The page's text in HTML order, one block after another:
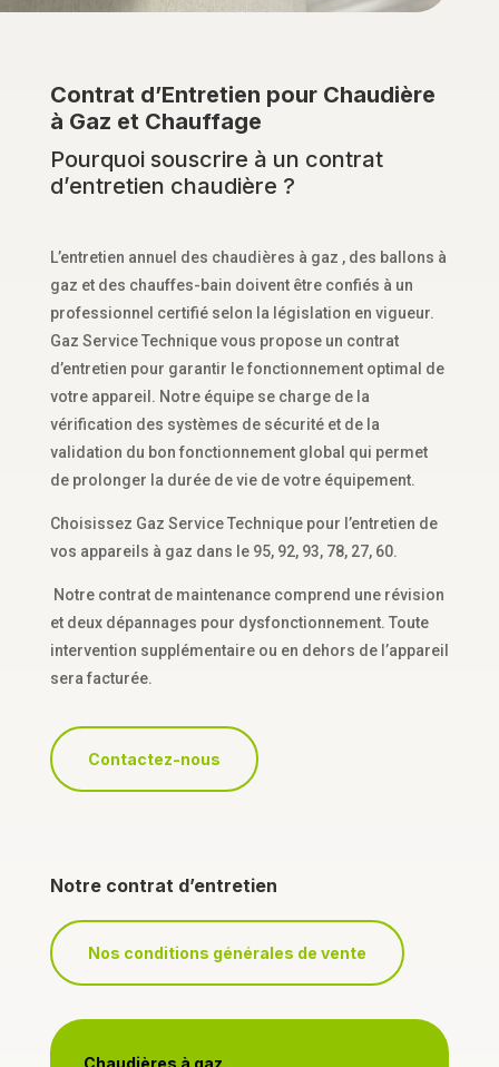
Contrat d’Entretien pour Chaudière
à Gaz et Chauffage
Pourquoi souscrire à un contrat
d’entretien chaudière ?
L’entretien annuel des chaudières à gaz , des ballons à
gaz et des chauffes-bain doivent être confiés à un
professionnel certifié selon la législation en vigueur.
Gaz Service Technique vous propose un contrat
d’entretien pour garantir le fonctionnement optimal de
votre appareil. Notre équipe se charge de la
vérification des systèmes de sécurité et de la
validation du bon fonctionnement global qui permet
de prolonger la durée de vie de votre équipement.
Choisissez Gaz Service Technique pour l’entretien de
vos appareils à gaz dans le 95, 92, 93, 78, 27, 60.
Notre contrat de maintenance comprend une révision
et deux dépannages pour dysfonctionnement. Toute
intervention supplémentaire ou en dehors de l’appareil
sera facturée.
Contactez-nous
Notre contrat d’entretien
Nos conditions générales de vente
Chaudières à gaz